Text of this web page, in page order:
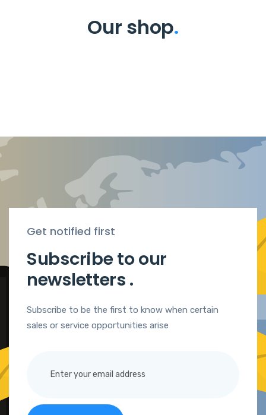
Our shop.
Get notified first
Subscribe to our
newsletters .
Subscribe to be the first to know when certain
sales or service opportunities arise